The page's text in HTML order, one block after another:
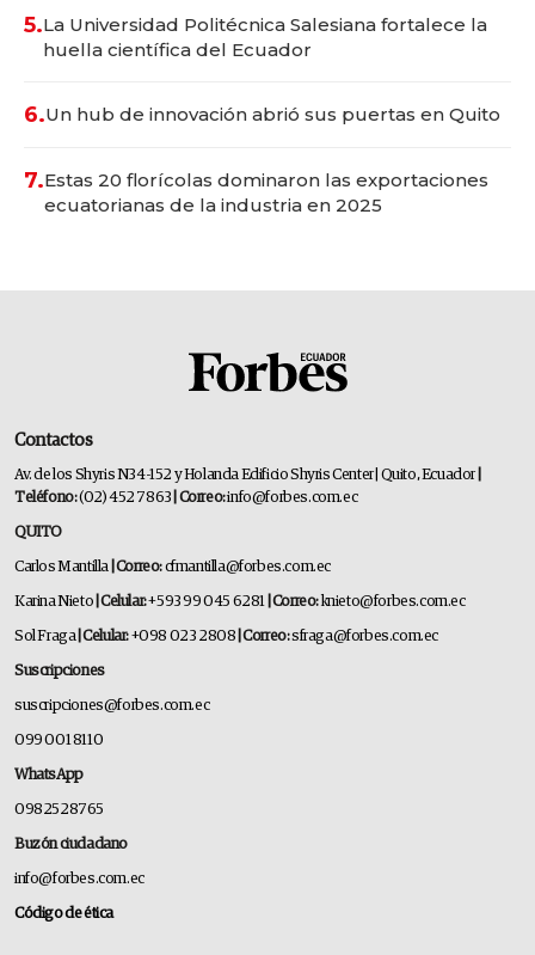
5.La Universidad Politécnica Salesiana fortalece la
huella científica del Ecuador
6.Un hub de innovación abrió sus puertas en Quito
7.Estas 20 florícolas dominaron las exportaciones
ecuatorianas de la industria en 2025
Contactos
Av. de los Shyris N34-152 y Holanda Edificio Shyris Center | Quito, Ecuador
Teléfono:(02) 452 7863 | Correo:info@forbes.com.ec
QUITO
Carlos Mantilla | Correo:cfmantilla@forbes.com.ec
Karina Nieto | Celular:+593 99 045 6281 | Correo:knieto@forbes.com.ec
Sol Fraga| Celular:+098 023 2808 | Correo:sfraga@forbes.com.ec
Suscripciones
suscripciones@forbes.com.ec
099 001 8110
WhatsApp
0982528765
Buzón ciudadano
info@forbes.com.ec
Código de ética